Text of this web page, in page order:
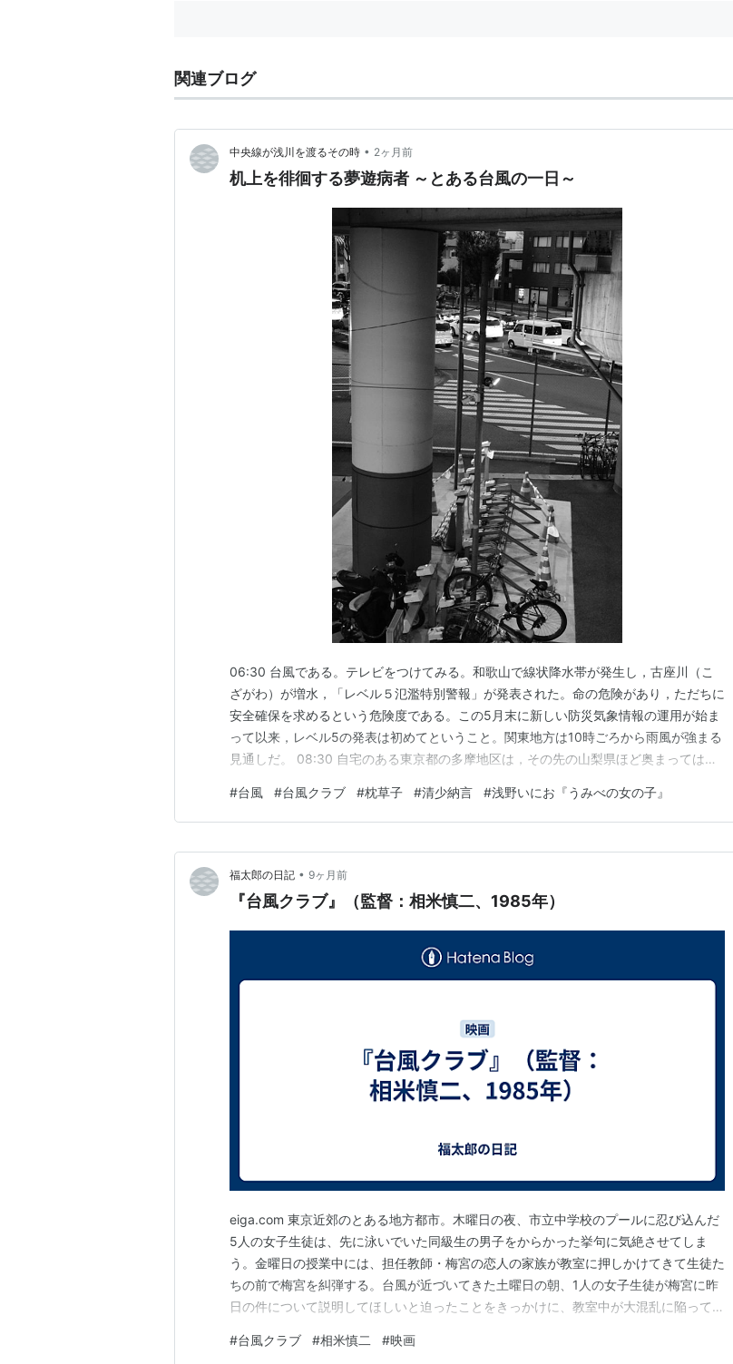
関連ブログ
中央線が浅川を渡るその時 • 2ヶ月前
机上を徘徊する夢遊病者 ～とある台風の一日～
06:30 台風である。テレビをつけてみる。和歌山で線状降水帯が発生し，古座川（こ
ざがわ）が増水，「レベル５氾濫特別警報」が発表された。命の危険があり，ただちに
安全確保を求めるという危険度である。この5月末に新しい防災気象情報の運用が始ま
って以来，レベル5の発表は初めてということ。関東地方は10時ごろから雨風が強まる
見通しだ。 08:30 自宅のある東京都の多摩地区は，その先の山梨県ほど奥まってはな
の支流の浅川が氾濫するか，山際で土砂崩れがあると大きな被害となる。今回は最悪の
ケースとはならない見込みだが，自然災害だけ…
#台風 #台風クラブ #枕草子 #清少納言 #浅野いにお『うみべの女の子』
福太郎の日記 • 9ヶ月前
『台風クラブ』（監督：相米慎二、1985年）
eiga.com 東京近郊のとある地方都市。木曜日の夜、市立中学校のプールに忍び込んだ
5人の女子生徒は、先に泳いでいた同級生の男子をからかった挙句に気絶させてしま
う。金曜日の授業中には、担任教師・梅宮の恋人の家族が教室に押しかけてきて生徒た
ちの前で梅宮を糾弾する。台風が近づいてきた土曜日の朝、1人の女子生徒が梅宮に昨
日の件について説明してほしいと迫ったことをきっかけに、教室中が大混乱に陥ってし
が……。 相米慎二監督の代表作とされる作品で、「青春映画」として語られることがお
#台風クラブ #相米慎二 #映画